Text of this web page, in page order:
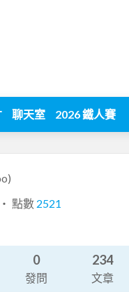
聊天室 2026 鐵人賽
點數 2521
0
發問
234
文章